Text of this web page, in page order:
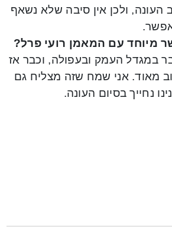
העונה, ולכן אין סיבה שלא נשאף
מיוחד עם המאמן רועי פרל?
במגדל העמק ובעפולה, וכבר אז
מאוד. אני שמח שזה מצליח גם
נחייך בסיום העונה.